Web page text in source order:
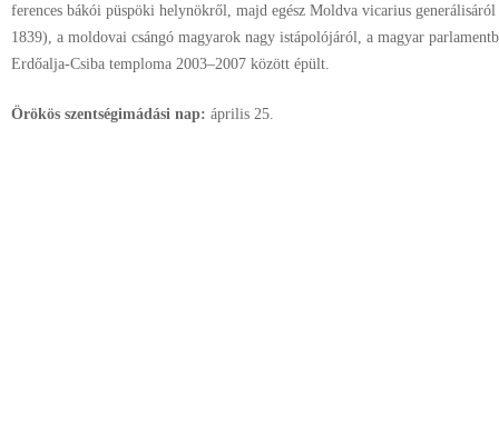
ferences bákói püspöki helynökről, majd egész Moldva vicarius
1839), a moldovai csángó magyarok nagy istápolójáról, a magyar
Erdőalja-Csiba temploma 2003–2007 között épült.
Örökös szentségimádási nap: április 25.